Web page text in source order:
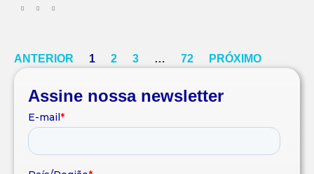
ANTERIOR 1 2 3 … 72 PRÓXIMO
Assine nossa newsletter